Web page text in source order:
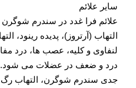
سایر علائم
علائم فرا غدد در سندرم
التهاب (آرتروز)، پدیده رینود،
لنفاوی و کلیه، عصب ها، درد
درد و ضعف در عضلات می شود.